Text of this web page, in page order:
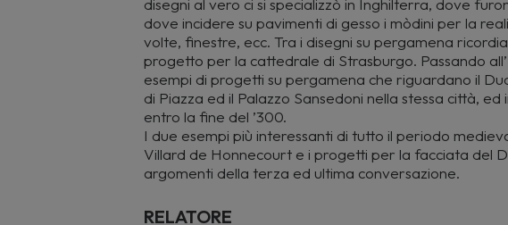
disegni al vero ci si specializzò in Inghilterra, dove
dove incidere su pavimenti di gesso i mòdini per la
volte, finestre, ecc. Tra i disegni su pergamena
progetto per la cattedrale di Strasburgo. Passando
esempi di progetti su pergamena che riguardano il
di Piazza ed il Palazzo Sansedoni nella stessa città,
entro la fine del ’300.
I due esempi più interessanti di tutto il periodo
Villard de Honnecourt e i progetti per la facciata del
argomenti della terza ed ultima conversazione.
RELATORE